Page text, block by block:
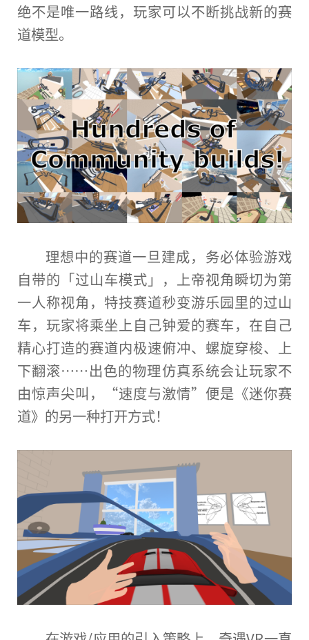
绝不是唯一路线， 玩家可以不断挑战新的赛
道模型。
理想中的赛道一旦建成，务必体验游戏
自带的「过山车模式」， 上帝视角瞬切为第
一人称视角，特技赛道秒变游乐园里的过山
车， 玩家将乘坐上自己钟爱的赛车，在自己
精心打造的赛道内极速俯冲、螺旋穿梭、上
下翻滚……出色的物理仿真系统会让玩家不
由惊声尖叫，“速度与激情”便是《迷你赛
道》的另一种打开方式！